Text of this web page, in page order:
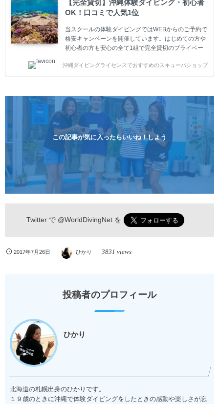
10%OFF、フル器材レンタルが50%OFFになります。
沖縄本島周辺ビーチ・ファンダイビング ￥13800(税
込)【 2ビーチ 】 ウエイト / タンク / 送迎...
【完全貸切】沖縄体験ダイビング・初心者
OK！口コミで人気1位
当スクールの体験ダイビングではWEBからのご予約で
格安キャンペーンを開催しています。はじめての方や
初心者の方も安心の全て1組で完全貸切のプライベー
1人様から気軽にご参加ください。 全てのコースで高
画質の記念撮影&水中撮影付きです。初心者の方やダ
ンペーン！！￥16800 ￥11800(税込) 器材 / 送迎 / 保
険 / 全て込み ダイビングがはじめての方や初心者でも
気軽に体験できる半日のコース。沖縄本島のビーチか
らのんびりダイビングを楽しめます...
沖縄ダイビングライセンスでおすすめのスキューバショップ
この記事が気に入ったらいいね！しよう
Twitter で @WorldDivingNetを
2017年7月26日 ひかり 3831 views
投稿者のプロフィール
ひかり
北海道の札幌出身のひかりです。
１９歳のときに沖縄で体験ダイビングをしたときの感動や楽しさが忘